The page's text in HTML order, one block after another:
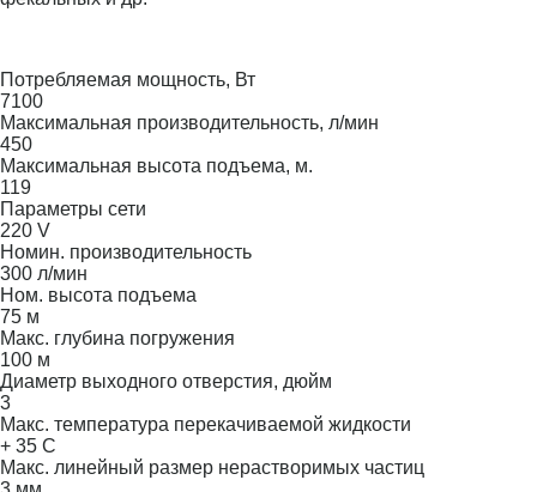
Потребляемая мощность, Вт
7100
Максимальная производительность, л/мин
450
Максимальная высота подъема, м.
119
Параметры сети
220 V
Номин. производительность
300 л/мин
Ном. высота подъема
75 м
Макс. глубина погружения
100 м
Диаметр выходного отверстия, дюйм
3
Макс. температура перекачиваемой жидкости
+ 35 С
Макс. линейный размер нерастворимых частиц